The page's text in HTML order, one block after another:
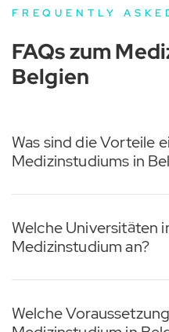
FREQUENTLY
FAQs zum
Belgien
Was sind die Vorteile
Medizinstudiums in
Welche Universitäten
Medizinstudium an?
Welche